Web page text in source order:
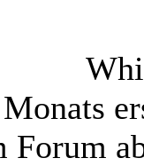
Forum